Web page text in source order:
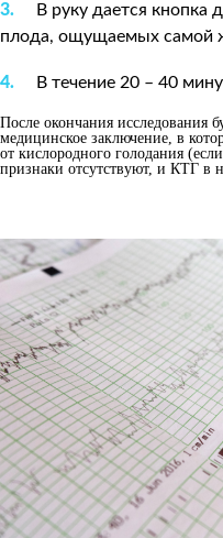
В руку дается кнопка
плода, ощущаемых самой
В течение 20 – 40
После окончания исследования
медицинское заключение, в
от кислородного голодания
признаки отсутствуют, и КТГ в